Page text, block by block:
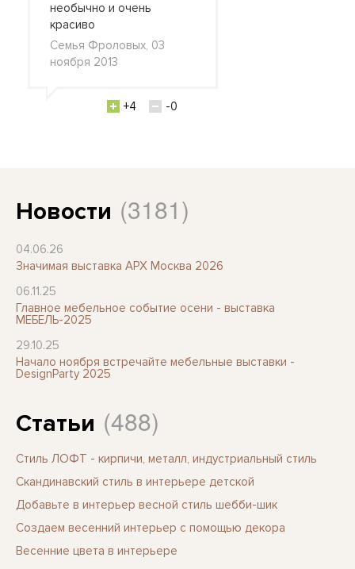
необычно и очень
красиво
Семья Фроловых, 03
ноября 2013
+4 -0
Новости (3181)
04.06.26
Значимая выставка АРХ Москва 2026
06.11.25
Главное мебельное событие осени - выставка
МЕБЕЛЬ-2025
29.10.25
Начало ноября встречайте мебельные выставки -
DesignParty 2025
Статьи (488)
Стиль ЛОФТ - кирпичи, металл, индустриальный стиль
Скандинавский стиль в интерьере детской
Добавьте в интерьер весной стиль шебби-шик
Создаем весенний интерьер с помощью декора
Весенние цвета в интерьере